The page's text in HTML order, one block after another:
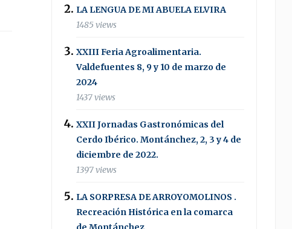
LA LENGUA DE MI ABUELA ELVIRA
1485 views
XXIII Feria Agroalimentaria.
Valdefuentes 8, 9 y 10 de marzo de
2024
1437 views
XXII Jornadas Gastronómicas del
Cerdo Ibérico. Montánchez, 2, 3 y 4 de
diciembre de 2022.
1397 views
LA SORPRESA DE ARROYOMOLINOS .
Recreación Histórica en la comarca